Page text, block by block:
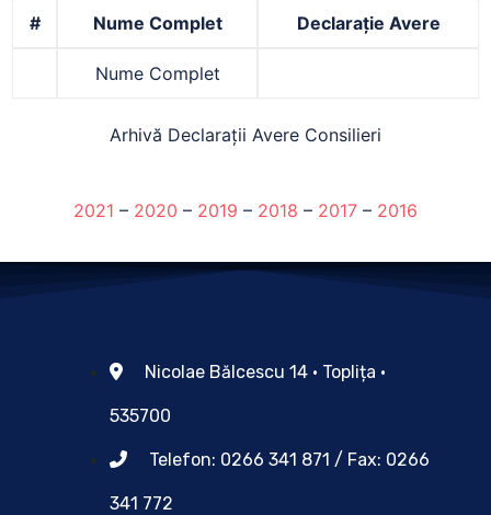
# Nume Complet Declarație Avere
Nume Complet
Arhivă Declarații Avere Consilieri
2021 – 2020 – 2019 – 2018 – 2017 – 2016
Nicolae Bălcescu 14 • Toplița •
535700
Telefon: 0266 341 871 / Fax: 0266
341 772